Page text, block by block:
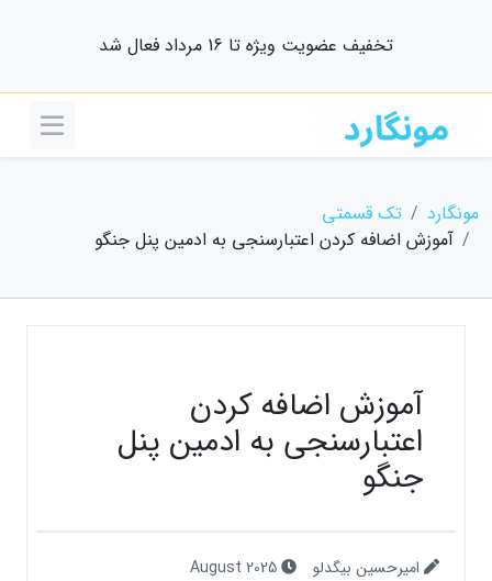
تخفیف عضویت ویژه تا 16 مرداد فعال شد
مونگارد
تک قسمتی
آموزش اضافه کردن اعتبارسنجی به ادمین پنل جنگو
آموزش اضافه کردن
اعتبارسنجی به ادمین پنل
جنگو
امیرحسین بیگدلو